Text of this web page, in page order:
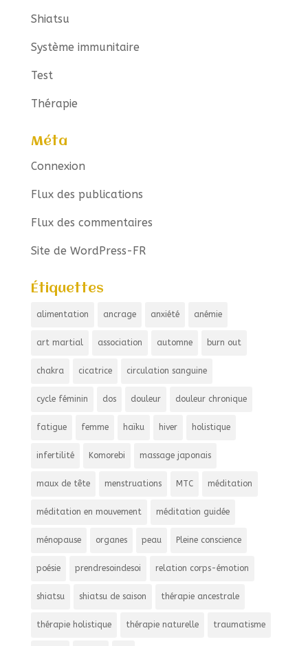
Shiatsu
Système immunitaire
Test
Thérapie
Méta
Connexion
Flux des publications
Flux des commentaires
Site de WordPress-FR
Étiquettes
alimentation ancrage anxiété anémie
art martial association automne burn out
chakra cicatrice circulation sanguine
cycle féminin dos douleur douleur chronique
fatigue femme haïku hiver holistique
infertilité Komorebi massage japonais
maux de tête menstruations MTC méditation
méditation en mouvement méditation guidée
ménopause organes peau Pleine conscience
poésie prendresoindesoi relation corps-émotion
shiatsu shiatsu de saison thérapie ancestrale
thérapie holistique thérapie naturelle traumatisme